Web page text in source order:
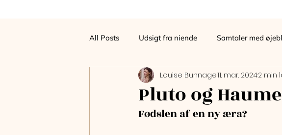
All Posts Udsigt fra niende Samtaler med
Pluto og
Louise Bunnage11. mar. 20242 min
Fødslen af en ny æra?